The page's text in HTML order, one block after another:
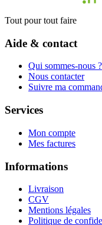
Tout pour tout faire
Aide & contact
Qui sommes-nous ?
Nous contacter
Suivre ma
Services
Mon compte
Mes factures
Informations
Livraison
CGV
Mentions légales
Politique de